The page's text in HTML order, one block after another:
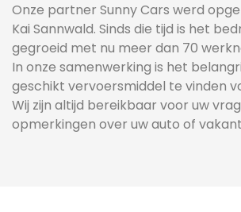
Onze partner Sunny Cars werd
Kai Sannwald. Sinds die tijd is het
gegroeid met nu meer dan 70
In onze samenwerking is het
geschikt vervoersmiddel te vinden
Wij zijn altijd bereikbaar voor uw
opmerkingen over uw auto of